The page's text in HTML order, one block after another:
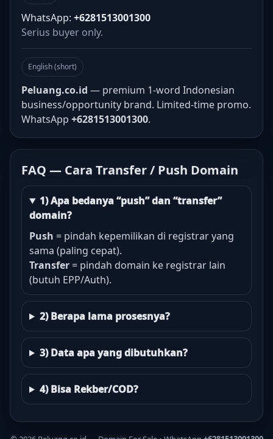
WhatsApp: +6281513001300
Serius buyer only.
English (short)
Peluang.co.id — premium 1-word Indonesian
business/opportunity brand. Limited-time promo.
WhatsApp +6281513001300.
FAQ — Cara Transfer / Push Domain
1) Apa bedanya “push” dan “transfer”
domain?
Push = pindah kepemilikan di registrar yang
sama (paling cepat).
Transfer = pindah domain ke registrar lain
(butuh EPP/Auth).
2) Berapa lama prosesnya?
3) Data apa yang dibutuhkan?
4) Bisa Rekber/COD?